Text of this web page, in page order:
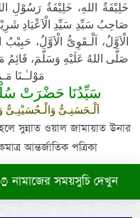
خَلِيْفَةُ اللهِ، خَلِيْفَةُ رَسُوْلِ
صَاحِبُ سَيِّدِ سَيِّدِ الْاَعْيَادِ
الْاَوَّلُ، اَلْـقَوِىُّ الْاَوَّلُ،
صَلَّى اللهُ عَلَيْهِ وَسَلَّمَ، قَائِمُ
مَوْلـٰـنَا
سَيِّدُنَا حَضْرَتْ
اَلْـحَسَنِـىُّ
সুন্নাত ওয়াল জামায়াত উনার
আন্তর্জাতিক পত্রিকা
নামাজের সময়সুচি দেখুন